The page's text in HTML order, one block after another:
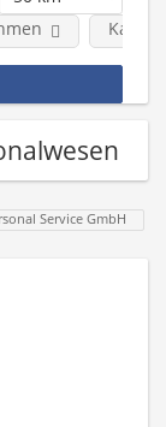
Service GmbH